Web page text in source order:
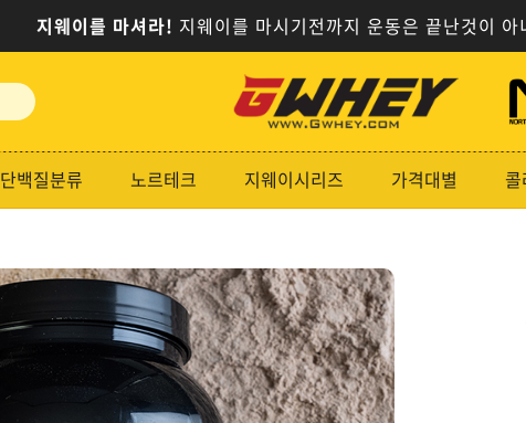
지웨이를 마셔라! 지웨이를 마시기전까지 운동은 끝난것이 아
사
이
고
사
이
로
고
단백질분류 노르테크 지웨이시리즈 가격대별